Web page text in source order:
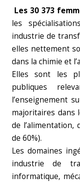
Les 30 373
les
industrie de
elles nettement
dans la chimie et
Elles sont les
publiques
l’enseignement
majoritaires dans
de l’alimentation,
de 60%).
Les domaines
industrie de
informatique,